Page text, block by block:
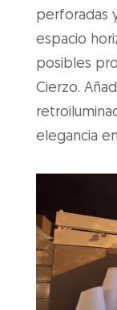
perforadas
espacio
posibles
Cierzo.
elegancia